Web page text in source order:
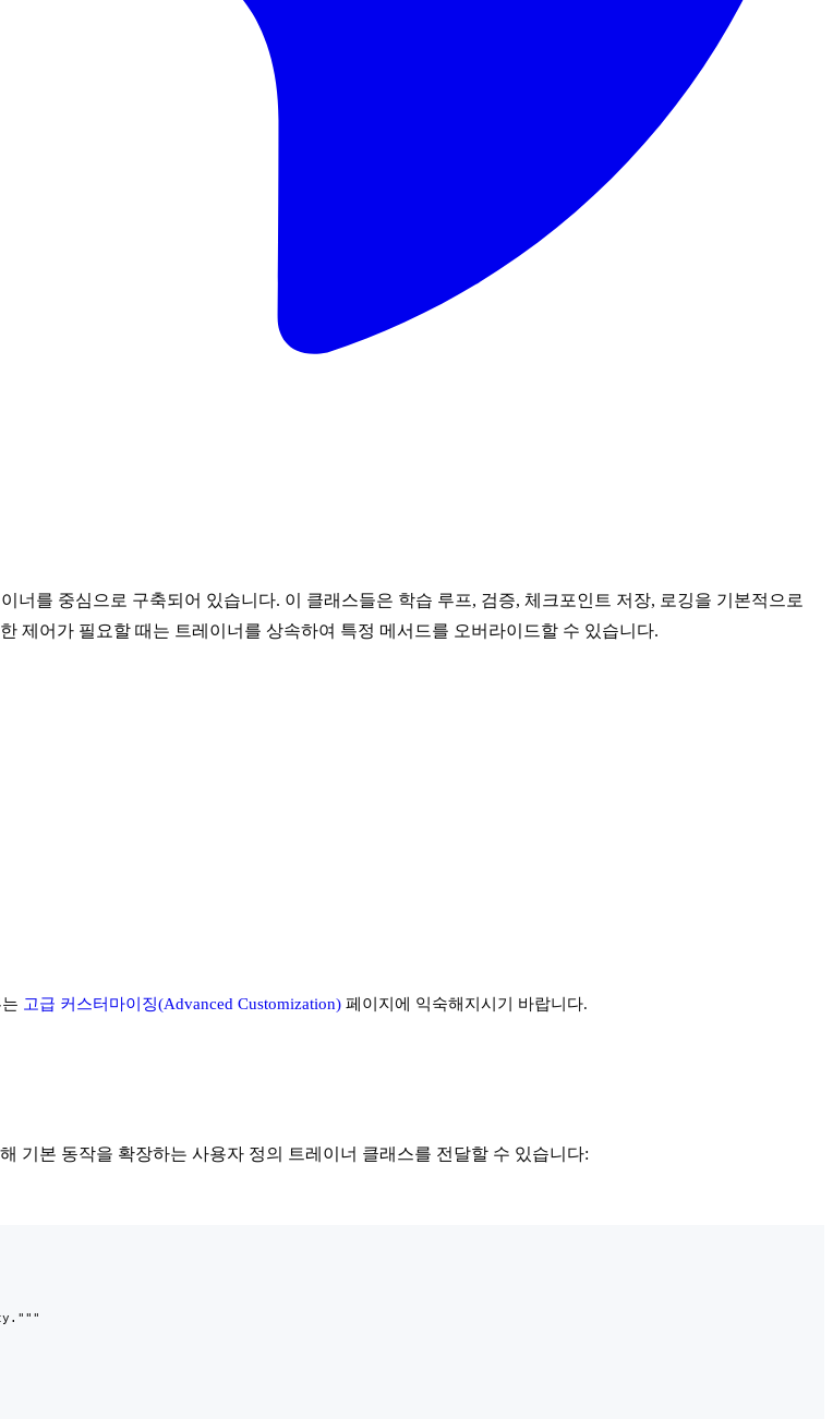
너를 중심으로 구축되어 있습니다. 이 클래스들은 학습 루프, 검증, 체크포인트 저장, 로깅을 기본적으로
제어가 필요할 때는 트레이너를 상속하여 특정 메서드를 오버라이드할 수 있습니다.
고급 커스터마이징(Advanced Customization) 페이지에 익숙해지시기 바랍니다.
기본 동작을 확장하는 사용자 정의 트레이너 클래스를 전달할 수 있습니다: